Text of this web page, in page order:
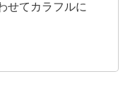
せてカラフルに